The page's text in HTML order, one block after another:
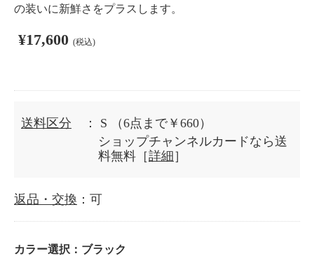
の装いに新鮮さをプラスします。
¥17,600 (税込)
送料区分 ： S
（6点まで￥660）
ショップチャンネルカードなら送
料無料［詳細 ］
返品・交換 ：可
カラー選択： ブラック